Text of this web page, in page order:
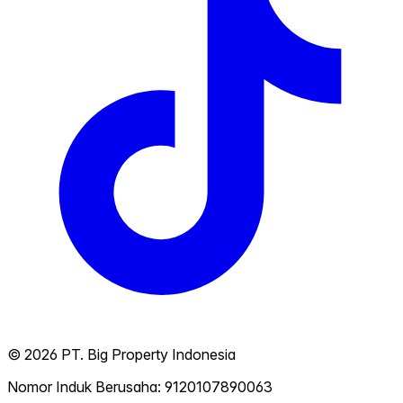
© 2026 PT. Big Property Indonesia
Nomor Induk Berusaha: 9120107890063